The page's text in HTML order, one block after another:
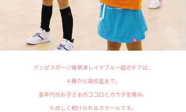
グンゼスポーツ南草津レイクブルー店のチアは、
４歳から高校生まで。
各年代のお子さまのココロとカラダを育み、
たのしく続けられるスクールです。